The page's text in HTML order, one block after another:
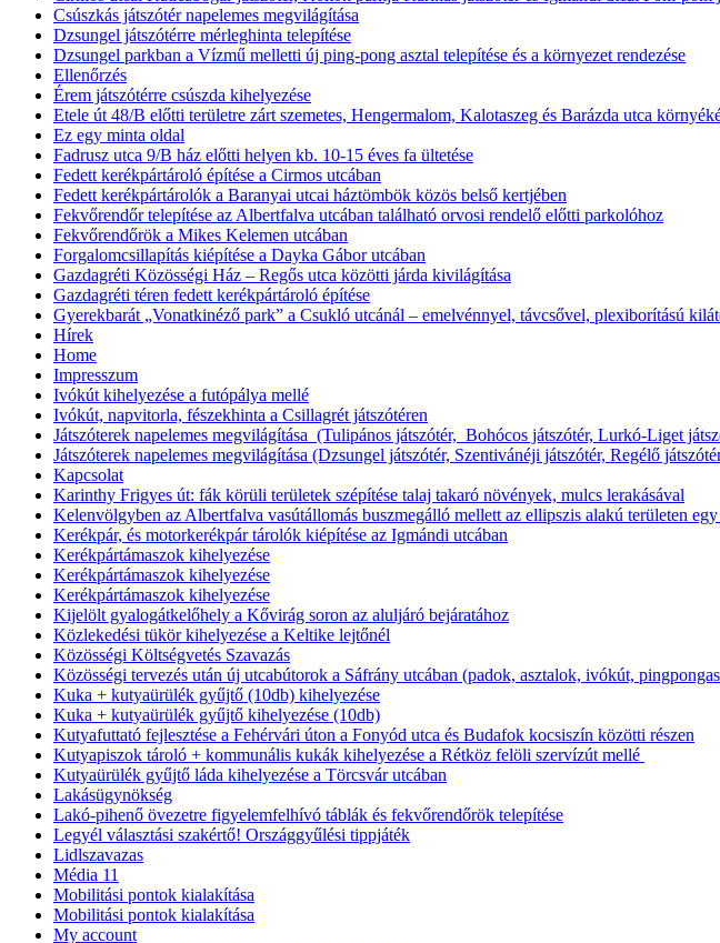
Csúszkás játszótér napelemes megvilágítása
Dzsungel játszótérre mérleghinta telepítése
Dzsungel parkban a Vízmű melletti új ping-pong asztal telepítése és a környezet rendezése
Ellenőrzés
Érem játszótérre csúszda kihelyezése
Etele út 48/B előtti területre zárt szemetes, Hengermalom, Kalotaszeg és Barázda utca
Ez egy minta oldal
Fadrusz utca 9/B ház előtti helyen kb. 10-15 éves fa ültetése
Fedett kerékpártároló építése a Cirmos utcában
Fedett kerékpártárolók a Baranyai utcai háztömbök közös belső kertjében
Fekvőrendőr telepítése az Albertfalva utcában található orvosi rendelő előtti parkolóhoz
Fekvőrendőrök a Mikes Kelemen utcában
Forgalomcsillapítás kiépítése a Dayka Gábor utcában
Gazdagréti Közösségi Ház – Regős utca közötti járda kivilágítása
Gazdagréti téren fedett kerékpártároló építése
Gyerekbarát „Vonatkinéző park” a Csukló utcánál – emelvénnyel, távcsővel, plexiborítású
Hírek
Home
Impresszum
Ivókút kihelyezése a futópálya mellé
Ivókút, napvitorla, fészekhinta a Csillagrét játszótéren
Játszóterek napelemes megvilágítása (Tulipános játszótér, Bohócos játszótér, Lurkó-Liget
Játszóterek napelemes megvilágítása (Dzsungel játszótér, Szentivánéji játszótér, Regélő
Kapcsolat
Karinthy Frigyes út: fák körüli területek szépítése talaj takaró növények, mulcs lerakásával
Kelenvölgyben az Albertfalva vasútállomás buszmegálló mellett az ellipszis alakú területen
Kerékpár, és motorkerékpár tárolók kiépítése az Igmándi utcában
Kerékpártámaszok kihelyezése
Kerékpártámaszok kihelyezése
Kerékpártámaszok kihelyezése
Kijelölt gyalogátkelőhely a Kővirág soron az aluljáró bejáratához
Közlekedési tükör kihelyezése a Keltike lejtőnél
Közösségi Költségvetés Szavazás
Közösségi tervezés után új utcabútorok a Sáfrány utcában (padok, asztalok, ivókút,
Kuka + kutyaürülék gyűjtő (10db) kihelyezése
Kuka + kutyaürülék gyűjtő kihelyezése (10db)
Kutyafuttató fejlesztése a Fehérvári úton a Fonyód utca és Budafok kocsiszín közötti részen
Kutyapiszok tároló + kommunális kukák kihelyezése a Rétköz felöli szervízút mellé
Kutyaürülék gyűjtő láda kihelyezése a Törcsvár utcában
Lakásügynökség
Lakó-pihenő övezetre figyelemfelhívó táblák és fekvőrendőrök telepítése
Legyél választási szakértő! Országgyűlési tippjáték
Lidlszavazas
Média 11
Mobilitási pontok kialakítása
Mobilitási pontok kialakítása
My account